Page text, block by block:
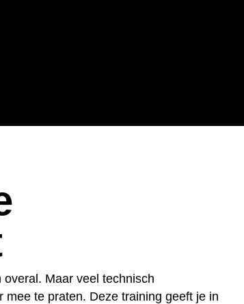
overal. Maar veel technisch
te praten. Deze training geeft je in